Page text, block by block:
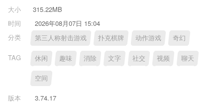
大小
315.22MB
时间
2026年08月07日 15:04
分类
第三人称射击游戏 扑克棋牌 动作游戏 奇幻
TAG 休闲 趣味 消除 文字 社交 视频 聊天
空间
版本
3.74.17